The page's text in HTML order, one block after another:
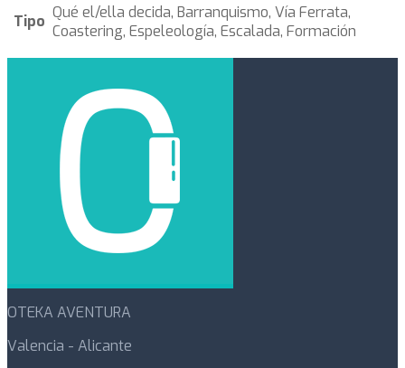
Tipo Qué el/ella decida, Barranquismo, Vía Ferrata,
Coastering, Espeleología, Escalada, Formación
OTEKA AVENTURA
Valencia - Alicante